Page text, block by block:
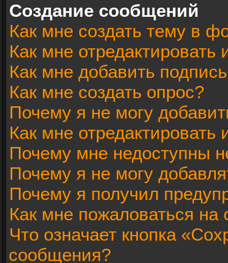
Создание сообщений
Как мне создать тему в
Как мне
Как мне добавить
Как мне создать опрос?
Почему я не могу
Как мне отредактировать
Почему мне недоступны
Почему я не могу
Почему я получил
Как мне пожаловаться
Что означает кнопка
сообщения?